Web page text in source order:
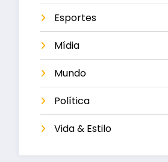
Esportes
Mídia
Mundo
Política
Vida & Estilo